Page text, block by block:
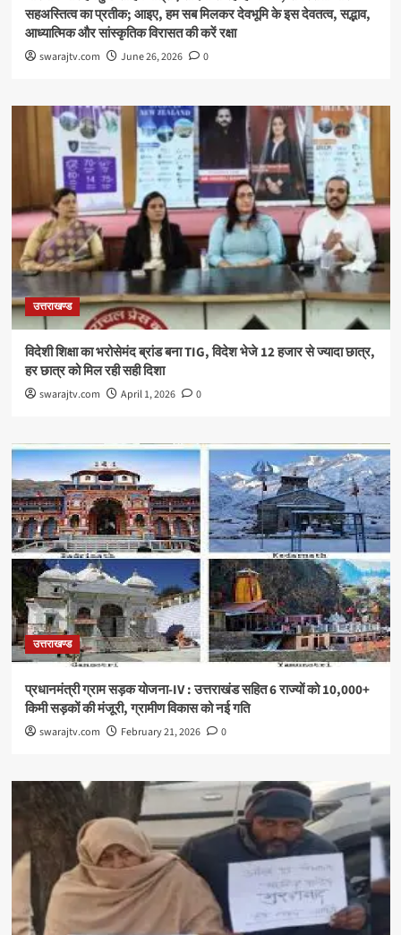
सहअस्तित्व का प्रतीक; आइए, हम सब मिलकर देवभूमि के इस देवतत्व, सद्भाव,
आध्यात्मिक और सांस्कृतिक विरासत की करें रक्षा
swarajtv.com June 26, 2026 0
उत्तराखण्ड
विदेशी शिक्षा का भरोसेमंद ब्रांड बना TIG, विदेश भेजे 12 हजार से ज्यादा छात्र,
हर छात्र को मिल रही सही दिशा
swarajtv.com April 1, 2026 0
उत्तराखण्ड
प्रधानमंत्री ग्राम सड़क योजना-IV : उत्तराखंड सहित 6 राज्यों को 10,000+
किमी सड़कों की मंजूरी, ग्रामीण विकास को नई गति
swarajtv.com February 21, 2026 0